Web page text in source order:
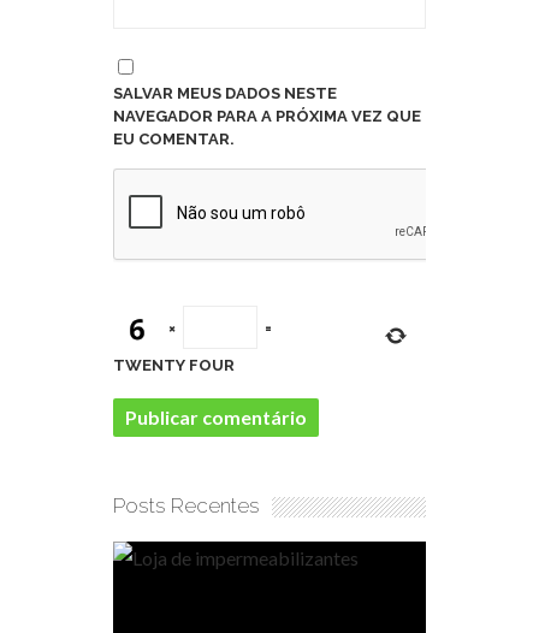
SALVAR MEUS DADOS NESTE
NAVEGADOR PARA A PRÓXIMA VEZ QUE
EU COMENTAR.
× =
TWENTY FOUR
Posts Recentes